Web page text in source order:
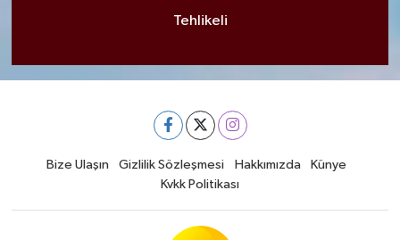
Tehlikeli
Bize Ulaşın Gizlilik Sözleşmesi Hakkımızda
Künye
Kvkk Politikası